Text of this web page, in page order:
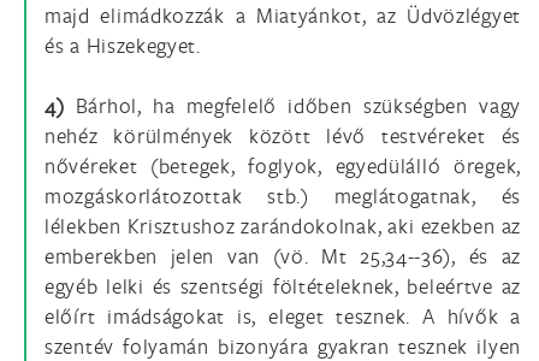
majd elimádkozzák a Miatyánkot, az Üdvözlégyet
és a Hiszekegyet.
4) Bárhol, ha megfelelő időben szükségben vagy
nehéz körülmények között lévő testvéreket és
nővéreket (betegek, foglyok, egyedülálló öregek,
mozgáskorlátozottak stb.) meglátogatnak, és
lélekben Krisztushoz zarándokolnak, aki ezekben az
emberekben jelen van (vö. Mt 25,34--36), és az
egyéb lelki és szentségi föltételeknek, beleértve az
előírt imádságokat is, eleget tesznek. A hívők a
szentév folyamán bizonyára gyakran tesznek ilyen